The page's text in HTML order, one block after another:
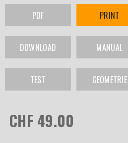
PDF PRINT
DOWNLOAD MANUAL
TEST GEOMETRIE
CHF 49.00